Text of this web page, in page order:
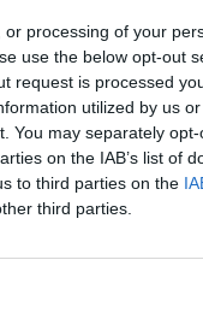
processing of your
use the below opt-out
request is processed
utilized by us
You may separately
on the IAB’s list of
to third parties on the
third parties.